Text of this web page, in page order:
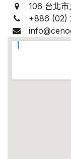
106 台北市
+886 (02)